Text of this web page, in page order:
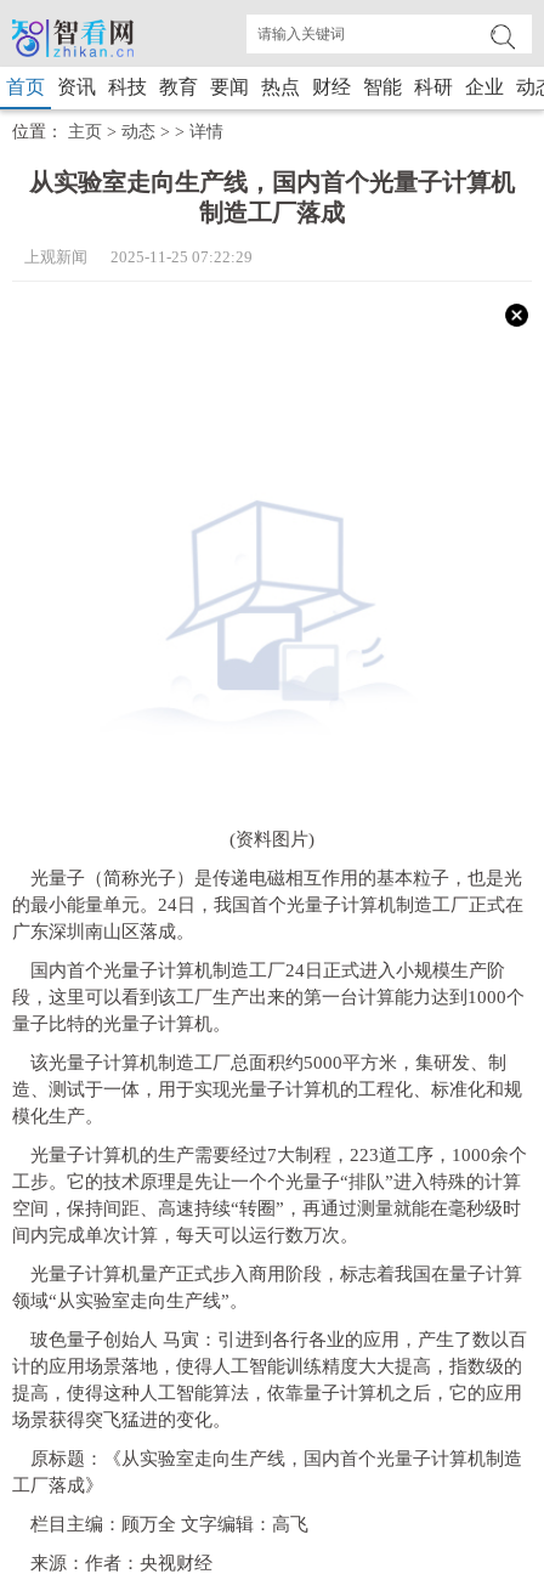
首页 资讯 科技 教育 要闻 热点 财经 智能 科研 企业 动
位置： 主页 > 动态 > > 详情
从实验室走向生产线，国内首个光量子计算机
制造工厂落成
上观新闻 2025-11-25 07:22:29
(资料图片)
光量子（简称光子）是传递电磁相互作用的基本粒子，也是光
的最小能量单元。24日，我国首个光量子计算机制造工厂正式在
广东深圳南山区落成。
国内首个光量子计算机制造工厂24日正式进入小规模生产阶
段，这里可以看到该工厂生产出来的第一台计算能力达到1000个
量子比特的光量子计算机。
该光量子计算机制造工厂总面积约5000平方米，集研发、制
造、测试于一体，用于实现光量子计算机的工程化、标准化和规
模化生产。
光量子计算机的生产需要经过7大制程，223道工序，1000余个
工步。它的技术原理是先让一个个光量子“排队”进入特殊的计算
空间，保持间距、高速持续“转圈”，再通过测量就能在毫秒级时
间内完成单次计算，每天可以运行数万次。
光量子计算机量产正式步入商用阶段，标志着我国在量子计算
领域“从实验室走向生产线”。
玻色量子创始人 马寅：引进到各行各业的应用，产生了数以百
计的应用场景落地，使得人工智能训练精度大大提高，指数级的
提高，使得这种人工智能算法，依靠量子计算机之后，它的应用
场景获得突飞猛进的变化。
原标题：《从实验室走向生产线，国内首个光量子计算机制造
工厂落成》
栏目主编：顾万全 文字编辑：高飞
来源：作者：央视财经